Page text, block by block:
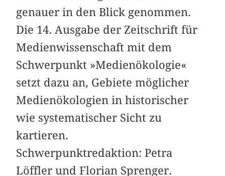
genauer in den Blick genommen.
Die 14. Ausgabe der Zeitschrift für
Medienwissenschaft mit dem
Schwerpunkt »Medienökologie«
setzt dazu an, Gebiete möglicher
Medienökologien in historischer
wie systematischer Sicht zu
kartieren.
Schwerpunktredaktion: Petra
Löffler und Florian Sprenger.